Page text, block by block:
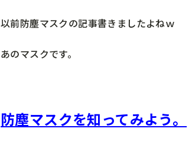
以前防塵マスクの記事書きましたよねｗ
あのマスクです。
防塵マスクを知ってみよう。